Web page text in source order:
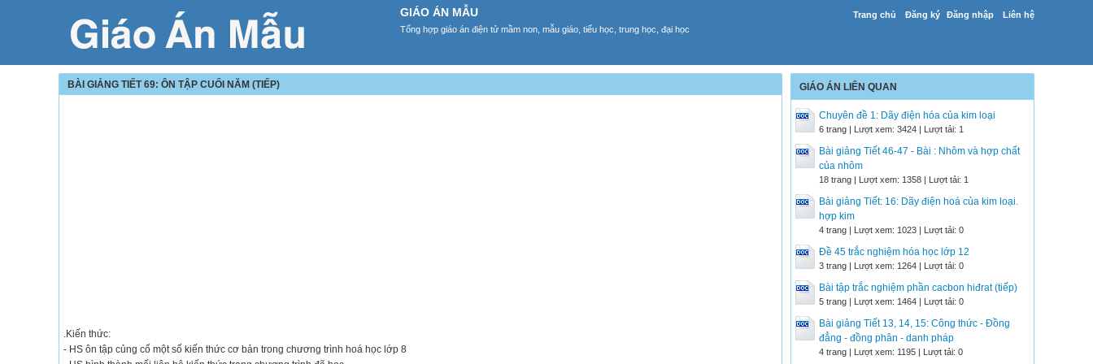
Trang chủ Đăng ký Đăng nhập Liên hệ
GIÁO ÁN MẪU
Tổng hợp giáo án điện tử mầm non, mẫu giáo, tiểu học, trung học, đại học
BÀI GIẢNG TIẾT 69: ÔN TẬP CUỐI NĂM (TIẾP)
.Kiến thức:
- HS ôn tập củng cố một số kiến thức cơ bản trong chương trình hoá học lớp 8
GIÁO ÁN LIÊN QUAN
Chuyên đề 1: Dãy điện hóa của kim loại
6 trang | Lượt xem: 3424 | Lượt tải: 1
Bài giảng Tiết 46-47 - Bài : Nhôm và hợp chất
của nhôm
18 trang | Lượt xem: 1358 | Lượt tải: 1
Bài giảng Tiết: 16: Dãy điện hoá của kim loại.
hợp kim
4 trang | Lượt xem: 1023 | Lượt tải: 0
Đề 45 trắc nghiệm hóa học lớp 12
3 trang | Lượt xem: 1264 | Lượt tải: 0
Bài tập trắc nghiệm phần cacbon hiđrat (tiếp)
5 trang | Lượt xem: 1464 | Lượt tải: 0
Bài giảng Tiết 13, 14, 15: Công thức - Đồng
đẳng - đồng phân - danh pháp
4 trang | Lượt xem: 1195 | Lượt tải: 0